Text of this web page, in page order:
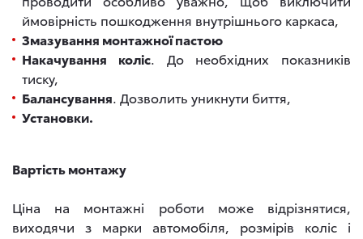
ймовірність пошкодження внутрішнього каркаса,
Змазування монтажної пастою
Накачування коліс. До необхідних показників
тиску,
Балансування. Дозволить уникнути биття,
Установки.
Вартість монтажу
Ціна на монтажні роботи може відрізнятися,
виходячи з марки автомобіля, розмірів коліс і